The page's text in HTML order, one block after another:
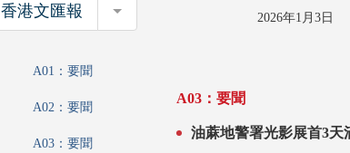
香港文匯報 香港文匯報 2026年1月3日
A01：要聞
A02：要聞
A03：要聞
A03：要聞